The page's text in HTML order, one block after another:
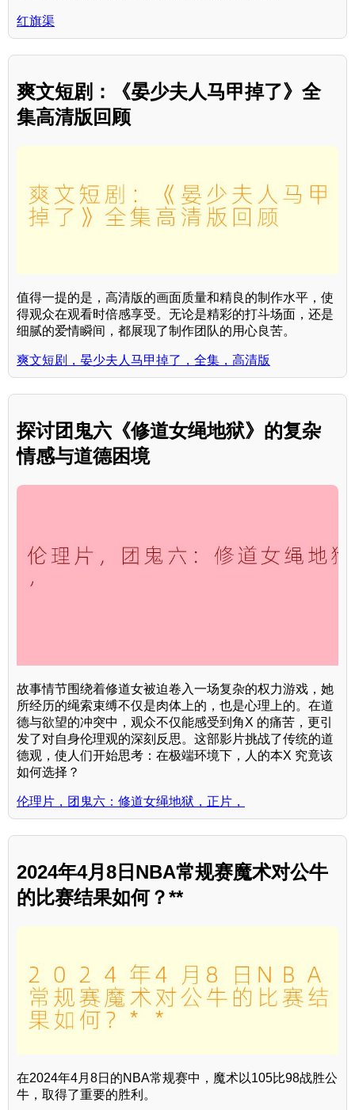
红旗渠
爽文短剧：《晏少夫人马甲掉了》全
集高清版回顾
值得一提的是，高清版的画面质量和精良的制作水平，使
得观众在观看时倍感享受。无论是精彩的打斗场面，还是
细腻的爱情瞬间，都展现了制作团队的用心良苦。
爽文短剧，晏少夫人马甲掉了，全集，高清版
探讨团鬼六《修道女绳地狱》的复杂
情感与道德困境
故事情节围绕着修道女被迫卷入一场复杂的权力游戏，她
所经历的绳索束缚不仅是肉体上的，也是心理上的。在道
德与欲望的冲突中，观众不仅能感受到角X 的痛苦，更引
发了对自身伦理观的深刻反思。这部影片挑战了传统的道
德观，使人们开始思考：在极端环境下，人的本X 究竟该
如何选择？
伦理片，团鬼六：修道女绳地狱，正片，
2024年4月8日NBA常规赛魔术对公牛
的比赛结果如何？**
在2024年4月8日的NBA常规赛中，魔术以105比98战胜公
牛，取得了重要的胜利。